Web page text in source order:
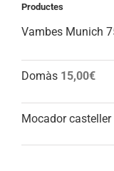
Productes
Vambes Munich
Domàs 15,00€
Mocador casteller